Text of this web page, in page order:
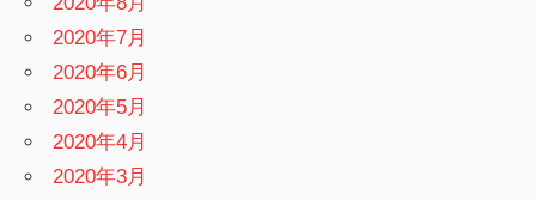
2020年7月
2020年6月
2020年5月
2020年4月
2020年3月